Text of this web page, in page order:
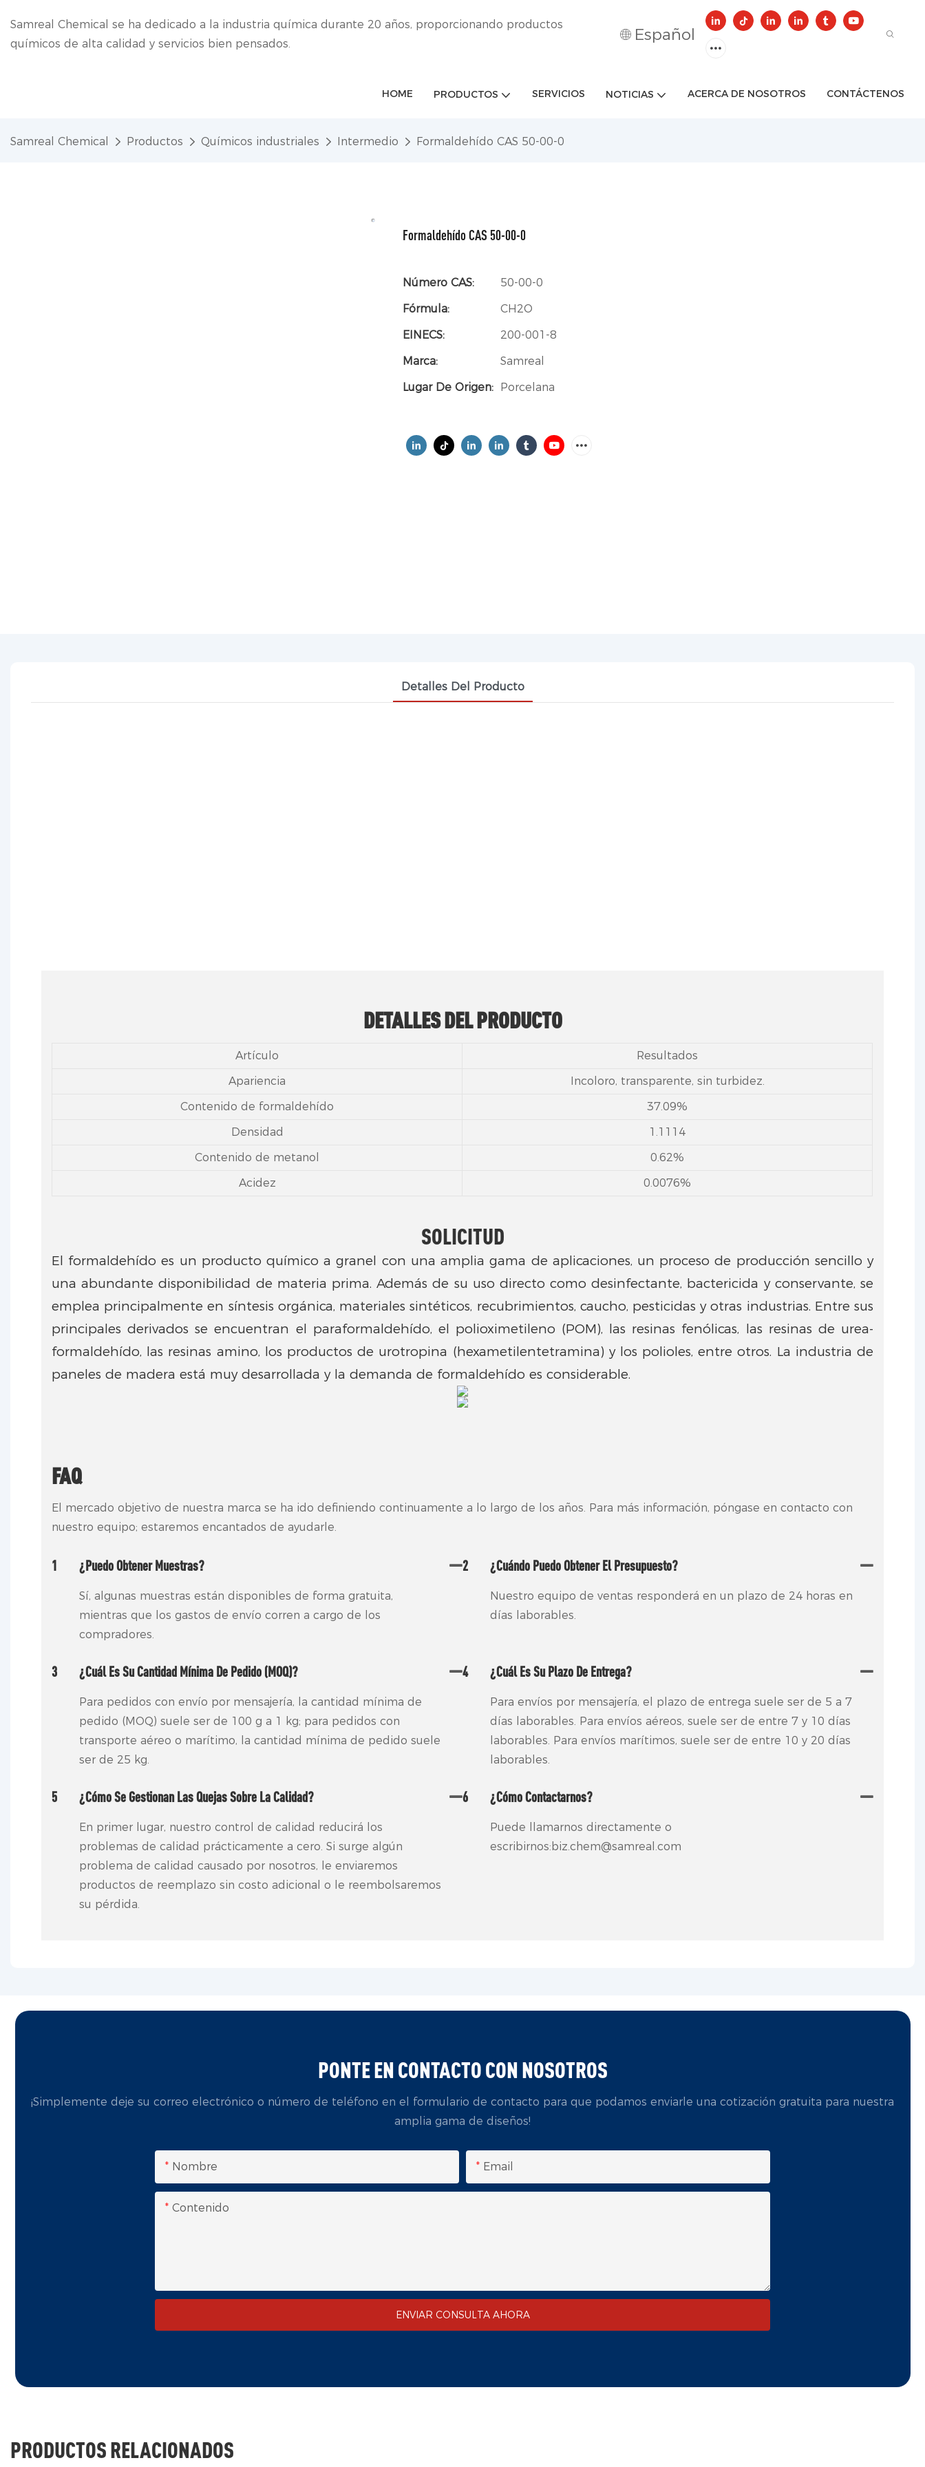
Samreal Chemical se ha dedicado a la industria química durante 20 años, proporcionando productos
químicos de alta calidad y servicios bien pensados.
Español
HOME PRODUCTOS SERVICIOS NOTICIAS ACERCA DE NOSOTROS CONTÁCTENOS
Samreal Chemical Productos Químicos industriales Intermedio Formaldehído CAS 50-00-0
Formaldehído CAS 50-00-0
Número CAS:
50-00-0
Fórmula:
CH2O
EINECS:
200-001-8
Marca:
Samreal
Lugar De Origen: Porcelana
Detalles Del Producto
DETALLES DEL PRODUCTO
Artículo
Resultados
Apariencia
Incoloro, transparente, sin turbidez.
Contenido de formaldehído
37.09%
Densidad
1.1114
Contenido de metanol
0.62%
Acidez
0.0076%
SOLICITUD
El formaldehído es un producto químico a granel con una amplia gama de aplicaciones, un proceso de producción sencillo y
una abundante disponibilidad de materia prima. Además de su uso directo como desinfectante, bactericida y conservante, se
emplea principalmente en síntesis orgánica, materiales sintéticos, recubrimientos, caucho, pesticidas y otras industrias. Entre sus
principales derivados se encuentran el paraformaldehído, el polioximetileno (POM), las resinas fenólicas, las resinas de urea-
formaldehído, las resinas amino, los productos de urotropina (hexametilentetramina) y los polioles, entre otros. La industria de
paneles de madera está muy desarrollada y la demanda de formaldehído es considerable.
FAQ
El mercado objetivo de nuestra marca se ha ido definiendo continuamente a lo largo de los años. Para más información, póngase en contacto con
nuestro equipo; estaremos encantados de ayudarle.
1 ¿Puedo Obtener Muestras?
Sí, algunas muestras están disponibles de forma gratuita,
mientras que los gastos de envío corren a cargo de los
compradores.
2 ¿Cuándo Puedo Obtener El Presupuesto?
Nuestro equipo de ventas responderá en un plazo de 24 horas en
días laborables.
3 ¿Cuál Es Su Cantidad Mínima De Pedido (MOQ)?
Para pedidos con envío por mensajería, la cantidad mínima de
pedido (MOQ) suele ser de 100 g a 1 kg; para pedidos con
transporte aéreo o marítimo, la cantidad mínima de pedido suele
ser de 25 kg.
4 ¿Cuál Es Su Plazo De Entrega?
Para envíos por mensajería, el plazo de entrega suele ser de 5 a 7
días laborables. Para envíos aéreos, suele ser de entre 7 y 10 días
laborables. Para envíos marítimos, suele ser de entre 10 y 20 días
laborables.
5 ¿Cómo Se Gestionan Las Quejas Sobre La Calidad?
En primer lugar, nuestro control de calidad reducirá los
problemas de calidad prácticamente a cero. Si surge algún
problema de calidad causado por nosotros, le enviaremos
productos de reemplazo sin costo adicional o le reembolsaremos
su pérdida.
6 ¿Cómo Contactarnos?
Puede llamarnos directamente o
escribirnos:biz.chem@samreal.com
PONTE EN CONTACTO CON NOSOTROS
¡Simplemente deje su correo electrónico o número de teléfono en el formulario de contacto para que podamos enviarle una cotización gratuita para nuestra
amplia gama de diseños!
Nombre Email
Contenido
ENVIAR CONSULTA AHORA
PRODUCTOS RELACIONADOS